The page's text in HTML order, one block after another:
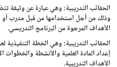
الحقائب التدريبية: وهي عبارة عن وثيقة
وذلك من أجل استخدامها من قبل مدرب
الأهداف المرجوة من البرنامج التدريسي.
الحقائب التدريبية: وهي الخطة التنفيذية
إعداد المادة العلمية والأنشطة والخطوات
الأهداف التدريبية.